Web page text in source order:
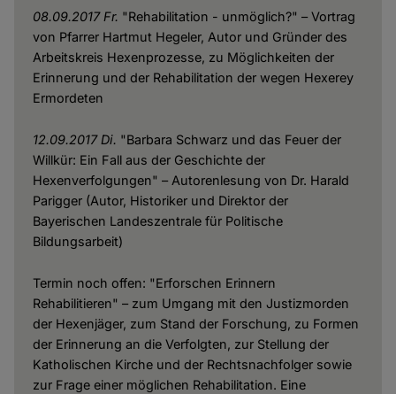
08.09.2017 Fr. "Rehabilitation - unmöglich?" – Vortrag
von Pfarrer Hartmut Hegeler, Autor und Gründer des
Arbeitskreis Hexenprozesse, zu Möglichkeiten der
Erinnerung und der Rehabilitation der wegen Hexerey
Ermordeten
12.09.2017 Di. "Barbara Schwarz und das Feuer der
Willkür: Ein Fall aus der Geschichte der
Hexenverfolgungen" – Autorenlesung von Dr. Harald
Parigger (Autor, Historiker und Direktor der
Bayerischen Landeszentrale für Politische
Bildungsarbeit)
Termin noch offen: "Erforschen Erinnern
Rehabilitieren" – zum Umgang mit den Justizmorden
der Hexenjäger, zum Stand der Forschung, zu Formen
der Erinnerung an die Verfolgten, zur Stellung der
Katholischen Kirche und der Rechtsnachfolger sowie
zur Frage einer möglichen Rehabilitation. Eine